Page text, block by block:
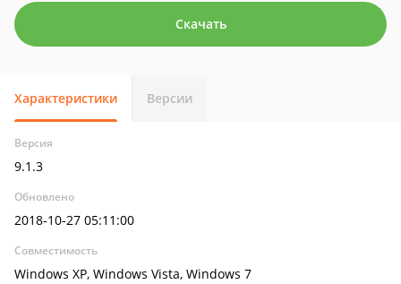
Скачать
Характеристики Версии
Версия
9.1.3
Обновлено
2018-10-27 05:11:00
Совместимость
Windows XP, Windows Vista, Windows 7